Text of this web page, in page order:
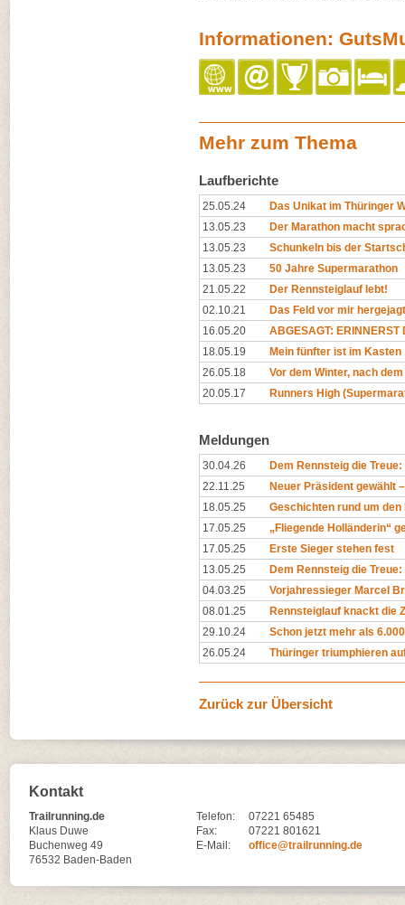
Informationen:
Mehr zum Thema
Laufberichte
25.05.24
Das Unikat im Thüringer
13.05.23
Der Marathon macht
13.05.23
Schunkeln bis der
13.05.23
50 Jahre Supermarathon
21.05.22
Der Rennsteiglauf lebt!
02.10.21
Das Feld vor mir hergejagt
16.05.20
ABGESAGT: ERINNERST
18.05.19
Mein fünfter ist im Kasten
26.05.18
Vor dem Winter, nach
20.05.17
Runners High
Meldungen
30.04.26
Dem Rennsteig die
22.11.25
Neuer Präsident gewählt
18.05.25
Geschichten rund um den
17.05.25
„Fliegende Holländerin“
17.05.25
Erste Sieger stehen fest
13.05.25
Dem Rennsteig die
04.03.25
Vorjahressieger Marcel
08.01.25
Rennsteiglauf knackt die
29.10.24
Schon jetzt mehr als
26.05.24
Thüringer triumphieren
Zurück zur Übersicht
Kontakt
Trailrunning.de
Klaus Duwe
Buchenweg 49
76532 Baden-Baden
Telefon:
07221 65485
Fax:
07221 801621
E-Mail:
office@trailrunning.de